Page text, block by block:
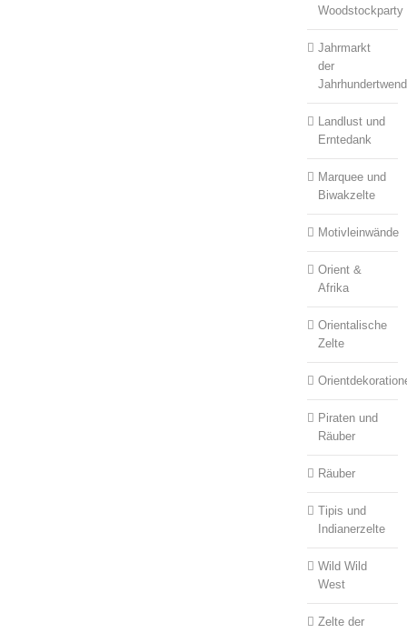
Woodstockparty
Jahrmarkt
der
Landlust und
Erntedank
Marquee und
Biwakzelte
Motivleinwände
Orient &
Afrika
Orientalische
Zelte
Piraten und
Räuber
Räuber
Tipis und
Indianerzelte
Wild Wild
West
Zelte der